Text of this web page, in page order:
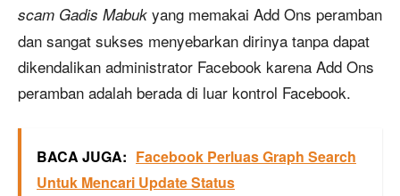
scam Gadis Mabuk yang memakai Add Ons peramban
dan sangat sukses menyebarkan dirinya tanpa dapat
dikendalikan administrator Facebook karena Add Ons
peramban adalah berada di luar kontrol Facebook.
BACA JUGA: Facebook Perluas Graph Search
Untuk Mencari Update Status